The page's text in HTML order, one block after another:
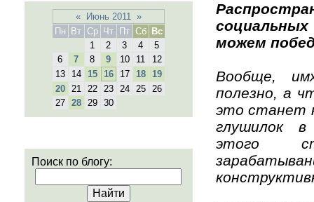
« Июнь 2011 »
Пн
Вт Ср Чт Пт Сб
Вс
1
2 3 4
5
6
7 8 9 10 11
12
13
14 15 16 17 18
19
20
21 22 23 24 25
26
27
28 29 30
Поиск по блогу:
можем
Вообще,
полезно, а
это станет
глушилок
этого